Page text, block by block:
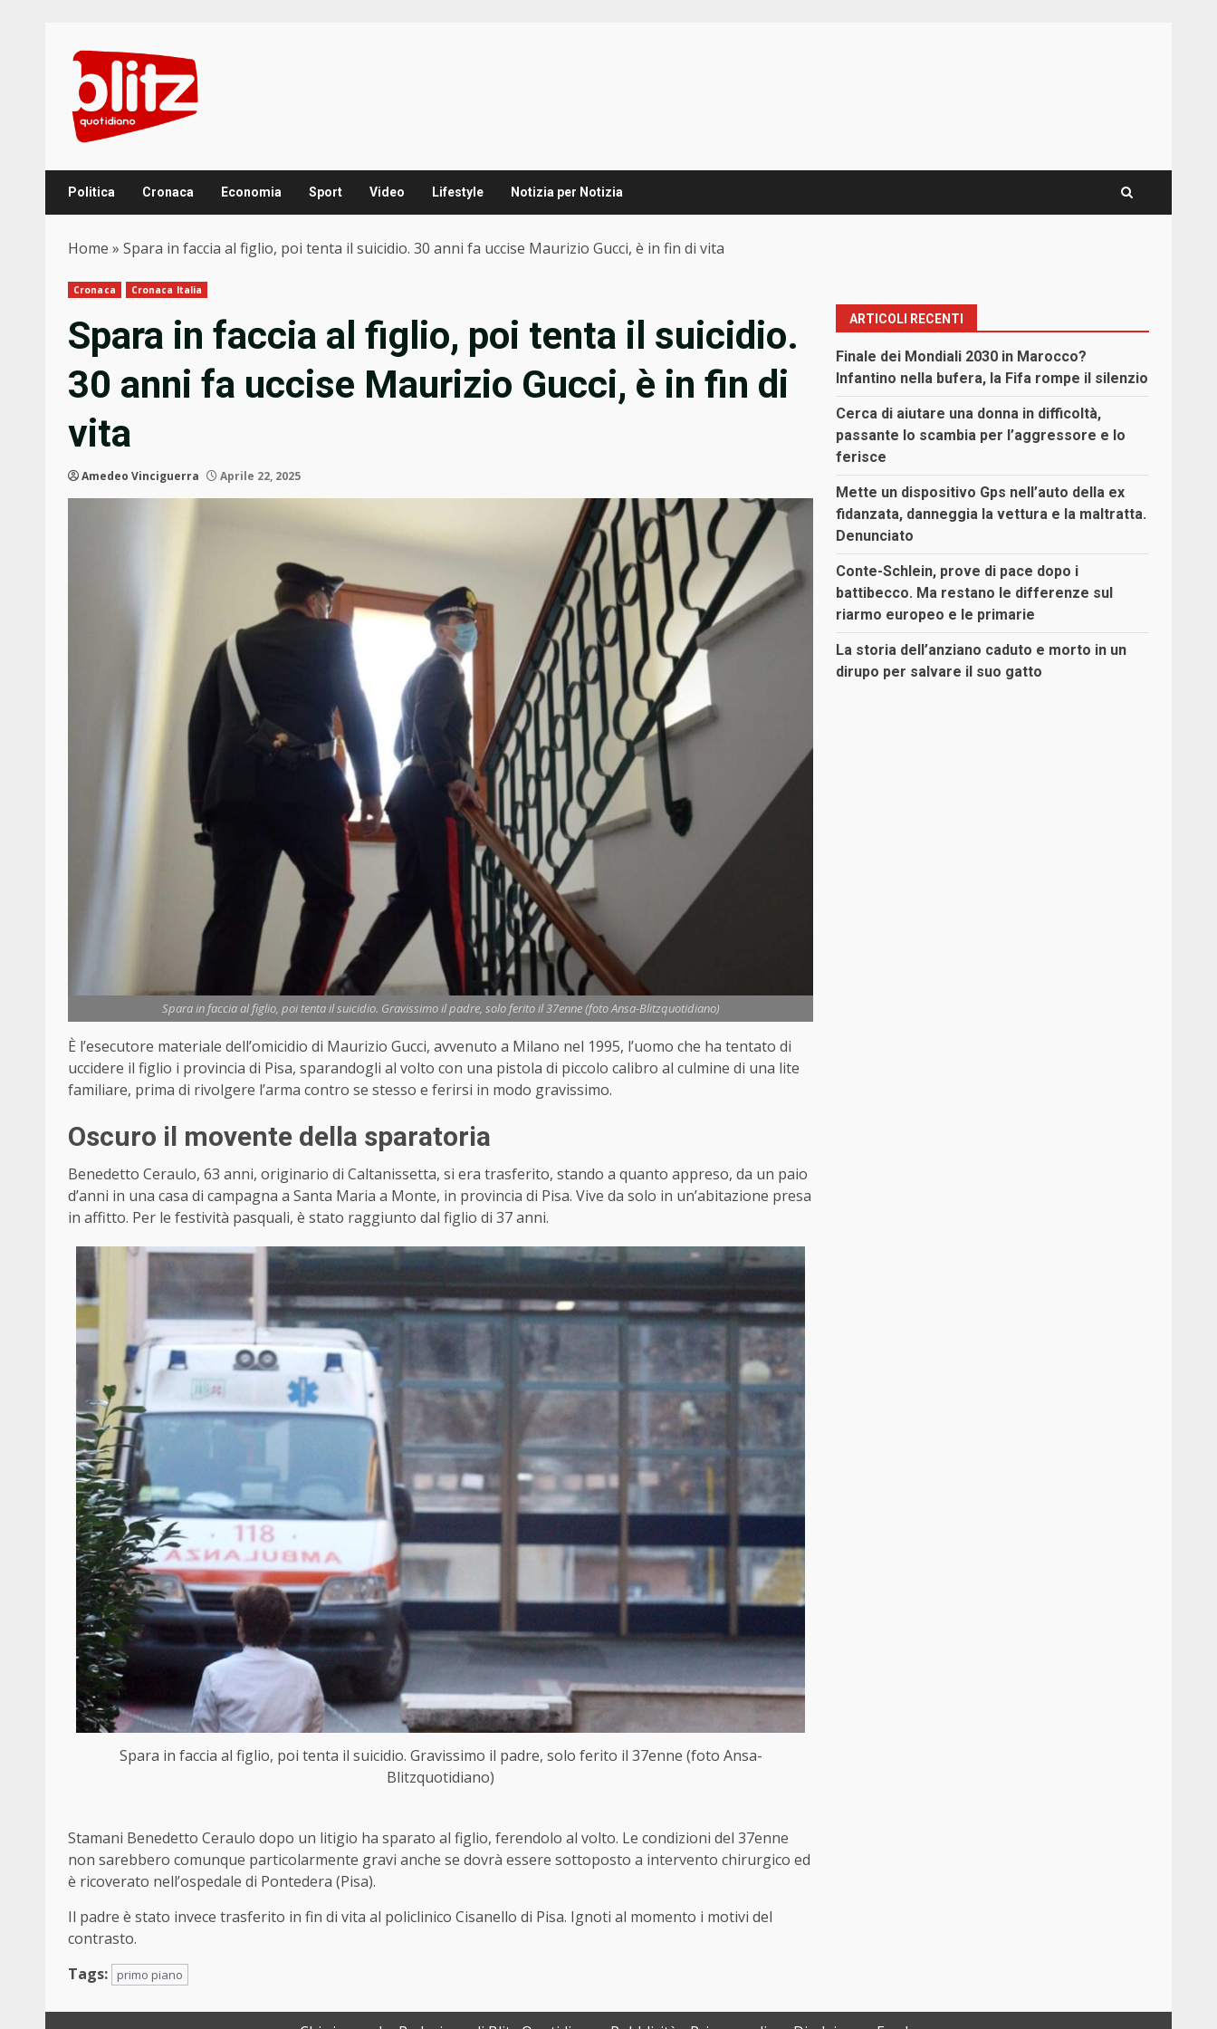
content
Politica Cronaca Economia Sport Video Lifestyle Notizia per Notizia
Home » Spara in faccia al figlio, poi tenta il suicidio. 30 anni fa uccise Maurizio Gucci, è in fin di vita
Cronaca Cronaca Italia
Spara in faccia al figlio, poi tenta il suicidio.
30 anni fa uccise Maurizio Gucci, è in fin di
vita
Amedeo Vinciguerra Aprile 22, 2025
Spara in faccia al figlio, poi tenta il suicidio. Gravissimo il padre, solo ferito il 37enne (foto Ansa-Blitzquotidiano)
È l’esecutore materiale dell’omicidio di Maurizio Gucci, avvenuto a Milano nel 1995, l’uomo che ha tentato di
uccidere il figlio i provincia di Pisa, sparandogli al volto con una pistola di piccolo calibro al culmine di una lite
familiare, prima di rivolgere l’arma contro se stesso e ferirsi in modo gravissimo.
Oscuro il movente della sparatoria
Benedetto Ceraulo, 63 anni, originario di Caltanissetta, si era trasferito, stando a quanto appreso, da un paio
d’anni in una casa di campagna a Santa Maria a Monte, in provincia di Pisa. Vive da solo in un’abitazione presa
in affitto. Per le festività pasquali, è stato raggiunto dal figlio di 37 anni.
Spara in faccia al figlio, poi tenta il suicidio. Gravissimo il padre, solo ferito il 37enne (foto Ansa-
Blitzquotidiano)
Stamani Benedetto Ceraulo dopo un litigio ha sparato al figlio, ferendolo al volto. Le condizioni del 37enne
non sarebbero comunque particolarmente gravi anche se dovrà essere sottoposto a intervento chirurgico ed
è ricoverato nell’ospedale di Pontedera (Pisa).
Il padre è stato invece trasferito in fin di vita al policlinico Cisanello di Pisa. Ignoti al momento i motivi del
contrasto.
Tags:
primo piano
ARTICOLI RECENTI
Finale dei Mondiali 2030 in Marocco?
Infantino nella bufera, la Fifa rompe il silenzio
Cerca di aiutare una donna in difficoltà,
passante lo scambia per l’aggressore e lo
ferisce
Mette un dispositivo Gps nell’auto della ex
fidanzata, danneggia la vettura e la maltratta.
Denunciato
Conte-Schlein, prove di pace dopo i
battibecco. Ma restano le differenze sul
riarmo europeo e le primarie
La storia dell’anziano caduto e morto in un
dirupo per salvare il suo gatto